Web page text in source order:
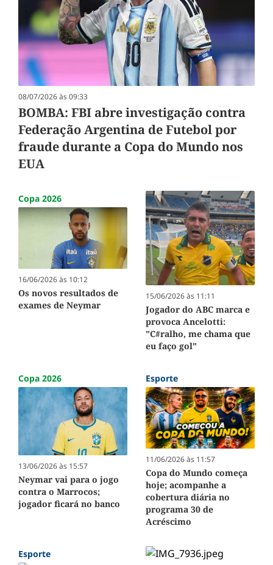
08/07/2026 às 09:33
BOMBA: FBI abre investigação contra
Federação Argentina de Futebol por
fraude durante a Copa do Mundo nos
EUA
Copa 2026
16/06/2026 às 10:12
Os novos resultados de
exames de Neymar
15/06/2026 às 11:11
Jogador do ABC marca e
provoca Ancelotti:
"C#ralho, me chama que
eu faço gol"
Copa 2026
13/06/2026 às 15:57
Neymar vai para o jogo
contra o Marrocos;
jogador ficará no banco
Esporte
11/06/2026 às 11:57
Copa do Mundo começa
hoje; acompanhe a
cobertura diária no
programa 30 de
Acréscimo
Esporte